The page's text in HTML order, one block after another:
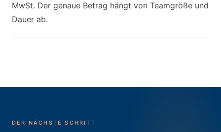
MwSt. Der genaue Betrag hängt von Teamgröße und
Dauer ab.
DER NÄCHSTE SCHRITT